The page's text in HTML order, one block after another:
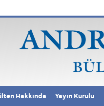
Hakkında Yayın Kurulu